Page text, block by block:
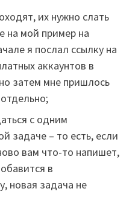
их нужно слать
на мой пример на
я послал ссылку на
аккаунтов в
затем мне пришлось
с одним
задаче – то есть, если
вам что-то напишет,
в
новая задача не